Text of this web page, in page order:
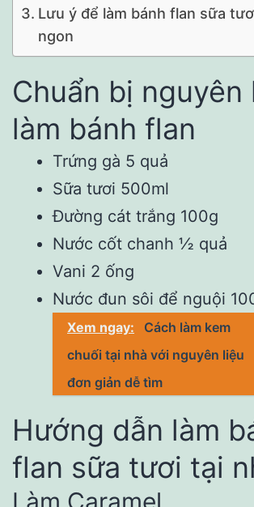
Lưu ý để làm bánh flan sữa
ngon
Chuẩn bị nguyên
làm bánh flan
Trứng gà 5 quả
Sữa tươi 500ml
Đường cát trắng 100g
Nước cốt chanh ½ quả
Vani 2 ống
Nước đun sôi để nguội
Xem ngay:
Cách làm kem
chuối tại nhà với nguyên liệu
đơn giản dễ tìm
Hướng dẫn làm
flan sữa tươi tại